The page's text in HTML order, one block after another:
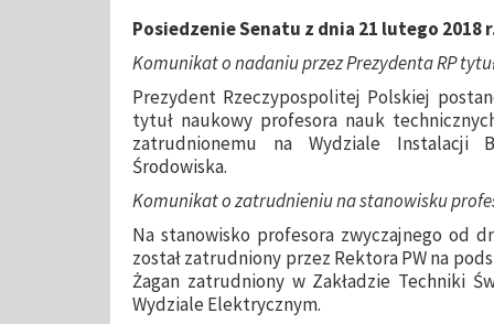
Posiedzenie Senatu z dnia 21 lutego 2018
Komunikat o nadaniu przez Prezydenta RP
Prezydent Rzeczypospolitej Polskiej
tytuł naukowy profesora nauk
zatrudnionemu na Wydziale Instalacji
Środowiska.
Komunikat o zatrudnieniu na stanowisku
Na stanowisko profesora zwyczajnego od
został zatrudniony przez Rektora PW na
Żagan zatrudniony w Zakładzie Techniki
Wydziale Elektrycznym.